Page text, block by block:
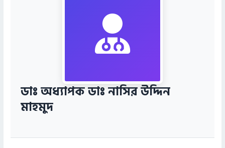
ডাঃ অধ্যাপক ডাঃ নাসির উদ্দিন
মাহমুদ